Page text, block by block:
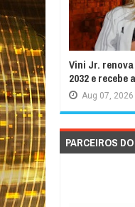
Vini Jr.
2032 e
Aug 07, 2026
PARCEIROS